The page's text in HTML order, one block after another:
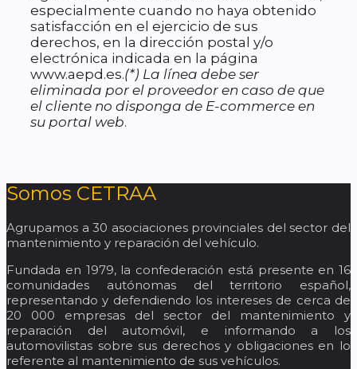
especialmente cuando no haya obtenido
satisfacción en el ejercicio de sus
derechos, en la dirección postal y/o
electrónica indicada en la página
www.aepd.es.(*) La línea debe ser
eliminada por el proveedor en caso de que
el cliente no disponga de E-commerce en
su portal web.
Somos CETRAA
Agrupamos a 30 asociaciones provinciales del sector del
mantenimiento y reparación del vehículo.
Fundada en 1979, la confederación está presente en 16
comunidades autónomas del territorio español,
representando y defendiendo los intereses de cerca de
20 000 empresas del sector del mantenimiento y
reparación del automóvil, e informando a los
automovilistas sobre sus derechos y obligaciones en lo
referente al mantenimiento de sus vehículos.